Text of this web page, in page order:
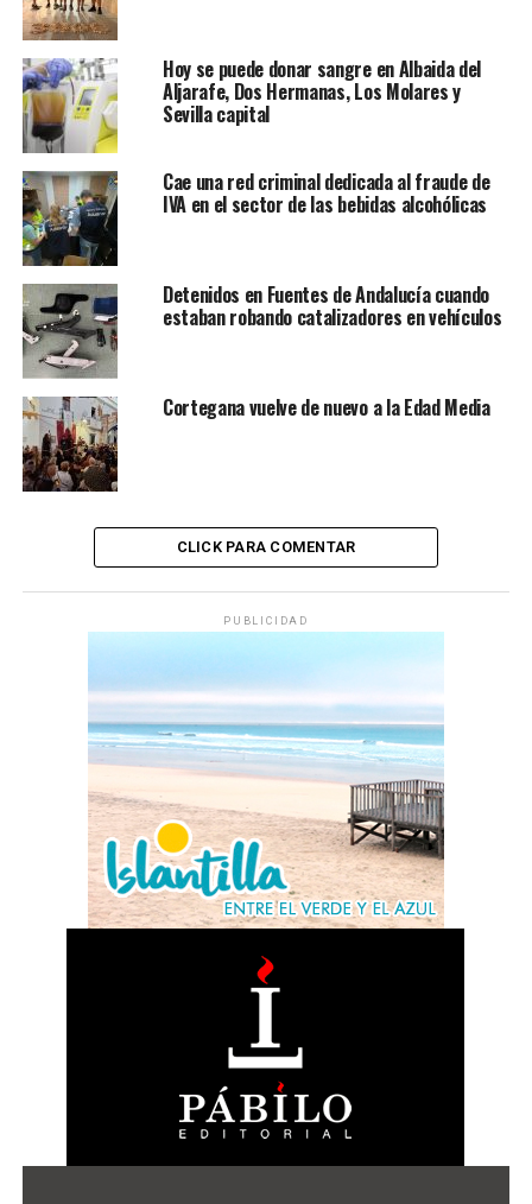
Hoy se puede donar sangre en Albaida del
Aljarafe, Dos Hermanas, Los Molares y
Sevilla capital
Cae una red criminal dedicada al fraude de
IVA en el sector de las bebidas alcohólicas
Detenidos en Fuentes de Andalucía cuando
estaban robando catalizadores en vehículos
Cortegana vuelve de nuevo a la Edad Media
CLICK PARA COMENTAR
PUBLICIDAD